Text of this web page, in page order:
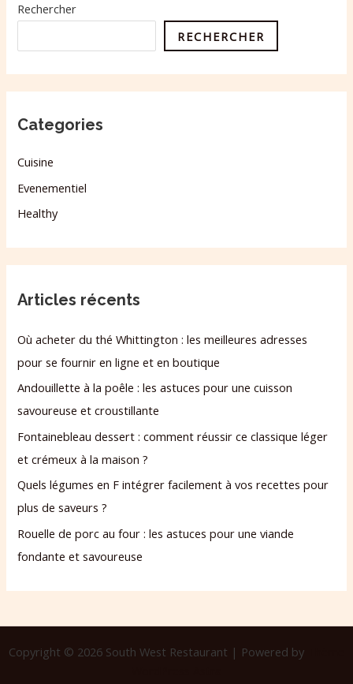
Rechercher
RECHERCHER
Categories
Cuisine
Evenementiel
Healthy
Articles récents
Où acheter du thé Whittington : les meilleures adresses
pour se fournir en ligne et en boutique
Andouillette à la poêle : les astuces pour une cuisson
savoureuse et croustillante
Fontainebleau dessert : comment réussir ce classique léger
et crémeux à la maison ?
Quels légumes en F intégrer facilement à vos recettes pour
plus de saveurs ?
Rouelle de porc au four : les astuces pour une viande
fondante et savoureuse
Copyright © 2026 South West Restaurant | Powered by